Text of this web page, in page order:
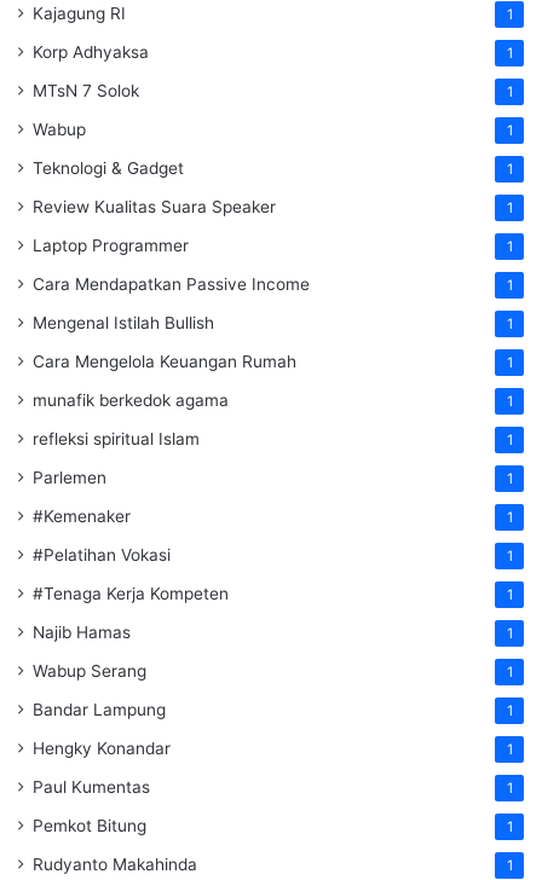
Kajagung RI 1
Korp Adhyaksa 1
MTsN 7 Solok 1
Wabup 1
Teknologi & Gadget 1
Review Kualitas Suara Speaker 1
Laptop Programmer 1
Cara Mendapatkan Passive Income 1
Mengenal Istilah Bullish 1
Cara Mengelola Keuangan Rumah 1
munafik berkedok agama 1
refleksi spiritual Islam 1
Parlemen 1
#Kemenaker 1
#Pelatihan Vokasi 1
#Tenaga Kerja Kompeten 1
Najib Hamas 1
Wabup Serang 1
Bandar Lampung 1
Hengky Konandar 1
Paul Kumentas 1
Pemkot Bitung 1
Rudyanto Makahinda 1